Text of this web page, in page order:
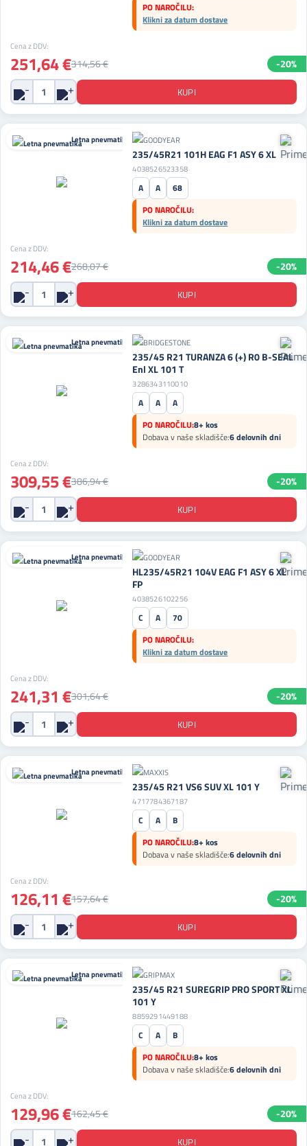
PO NAROČILU:
Klikni za datum dostave
Cena z DDV:
251,64 €314,56 € -20%
Letna pnevmatika
235/45R21 101H EAG F1 ASY 6 XL
4038526523358
A A
68
PO NAROČILU:
Klikni za datum dostave
Cena z DDV:
214,46 €268,07 € -20%
Letna pnevmatika
235/45 R21 TURANZA 6 (+) R0 B-SEAL
Enl XL 101 T
3286343110010
A A
A
PO NAROČILU:8+ kos
Dobava v naše skladišče:6 delovnih dni
Cena z DDV:
309,55 €386,94 € -20%
Letna pnevmatika
HL235/45R21 104V EAG F1 ASY 6 XL
FP
4038526102256
C A
70
PO NAROČILU:
Klikni za datum dostave
Cena z DDV:
241,31 €301,64 € -20%
Letna pnevmatika
235/45 R21 VS6 SUV XL 101 Y
4717784367187
C A
B
PO NAROČILU:8+ kos
Dobava v naše skladišče:6 delovnih dni
Cena z DDV:
126,11 €157,64 € -20%
Letna pnevmatika
235/45 R21 SUREGRIP PRO SPORT XL
101 Y
8859291449188
C A
B
PO NAROČILU:8+ kos
Dobava v naše skladišče:6 delovnih dni
Cena z DDV:
129,96 €162,45 € -20%